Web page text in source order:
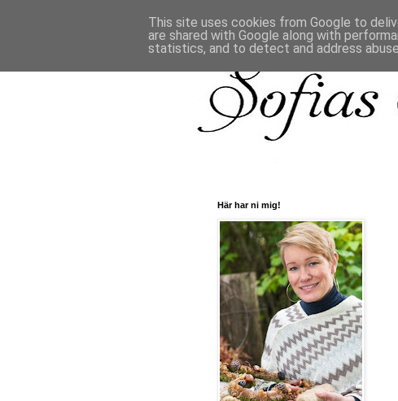
Här har ni mig!
This site uses cookies from Google to
are shared with Google along with
statistics, and to detect and address